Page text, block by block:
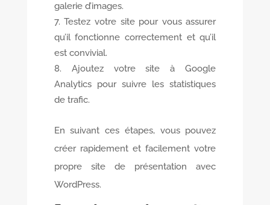
galerie d’images.
Testez votre site pour vous assurer
qu’il fonctionne correctement et qu’il
est convivial.
Ajoutez votre site à Google
Analytics pour suivre les statistiques
de trafic.
En suivant ces étapes, vous pouvez
créer rapidement et facilement votre
propre site de présentation avec
WordPress.